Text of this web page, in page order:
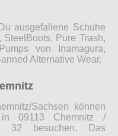
ausgefallene Schuhe
Pure Trash,
von Inamagura,
Alternative Wear.
Sachsen können
09113 Chemnitz /
32 besuchen. Das